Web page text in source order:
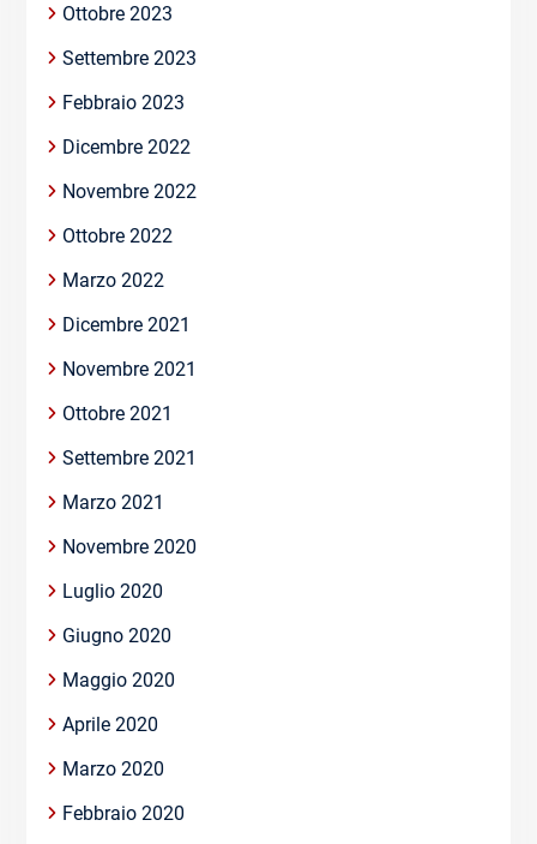
Ottobre 2023
Settembre 2023
Febbraio 2023
Dicembre 2022
Novembre 2022
Ottobre 2022
Marzo 2022
Dicembre 2021
Novembre 2021
Ottobre 2021
Settembre 2021
Marzo 2021
Novembre 2020
Luglio 2020
Giugno 2020
Maggio 2020
Aprile 2020
Marzo 2020
Febbraio 2020